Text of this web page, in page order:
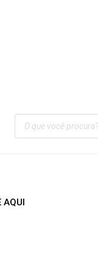
AQUI